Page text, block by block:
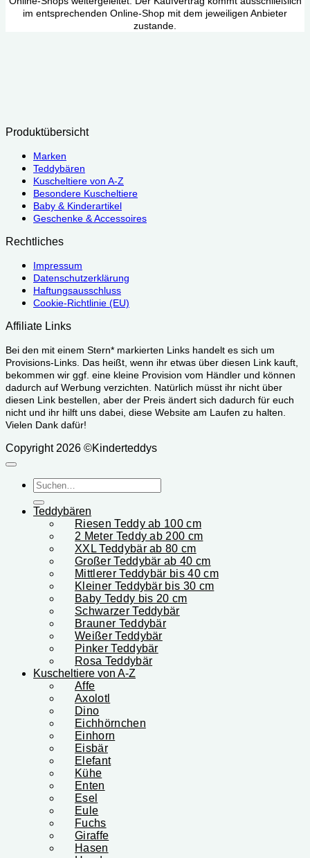
im entsprechenden Online-Shop mit dem jeweiligen Anbieter
zustande.
Produktübersicht
Marken
Teddybären
Kuscheltiere von A-Z
Besondere Kuscheltiere
Baby & Kinderartikel
Geschenke & Accessoires
Rechtliches
Impressum
Datenschutzerklärung
Haftungsausschluss
Cookie-Richtlinie (EU)
Affiliate Links
Bei den mit einem Stern* markierten Links handelt es sich um
Provisions-Links. Das heißt, wenn ihr etwas über diesen Link kauft,
bekommen wir ggf. eine kleine Provision vom Händler und können
dadurch auf Werbung verzichten. Natürlich müsst ihr nicht über
diesen Link bestellen, aber der Preis ändert sich dadurch für euch
nicht und ihr hilft uns dabei, diese Website am Laufen zu halten.
Vielen Dank dafür!
Copyright 2026 ©Kinderteddys
Suchen
nach:
Teddybären
Riesen Teddy ab 100 cm
2 Meter Teddy ab 200 cm
XXL Teddybär ab 80 cm
Großer Teddybär ab 40 cm
Mittlerer Teddybär bis 40 cm
Kleiner Teddybär bis 30 cm
Baby Teddy bis 20 cm
Schwarzer Teddybär
Brauner Teddybär
Weißer Teddybär
Pinker Teddybär
Rosa Teddybär
Kuscheltiere von A-Z
Affe
Axolotl
Dino
Eichhörnchen
Einhorn
Eisbär
Elefant
Kühe
Enten
Esel
Eule
Fuchs
Giraffe
Hasen